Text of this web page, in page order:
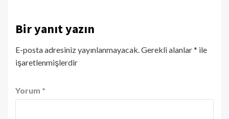
Bir yanıt yazın
E-posta adresiniz yayınlanmayacak. Gerekli alanlar* ile
işaretlenmişlerdir
Yorum *